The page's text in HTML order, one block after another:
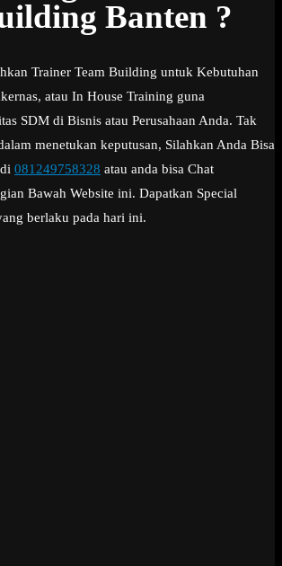
Banten ?
Trainer Team Building untuk Kebutuhan
atau In House Training guna
SDM di Bisnis atau Perusahaan Anda. Tak
menetukan keputusan, Silahkan Anda Bisa
081249758328 atau anda bisa Chat
Bawah Website ini. Dapatkan Special
berlaku pada hari ini.